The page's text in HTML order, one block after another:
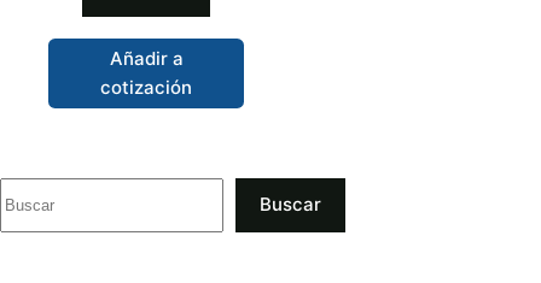
Añadir a
cotización
Buscar